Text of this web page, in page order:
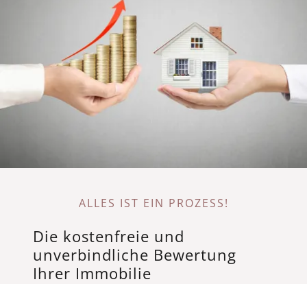
ALLES IST EIN PROZESS!
Die kostenfreie und
unverbindliche Bewertung
Ihrer Immobilie